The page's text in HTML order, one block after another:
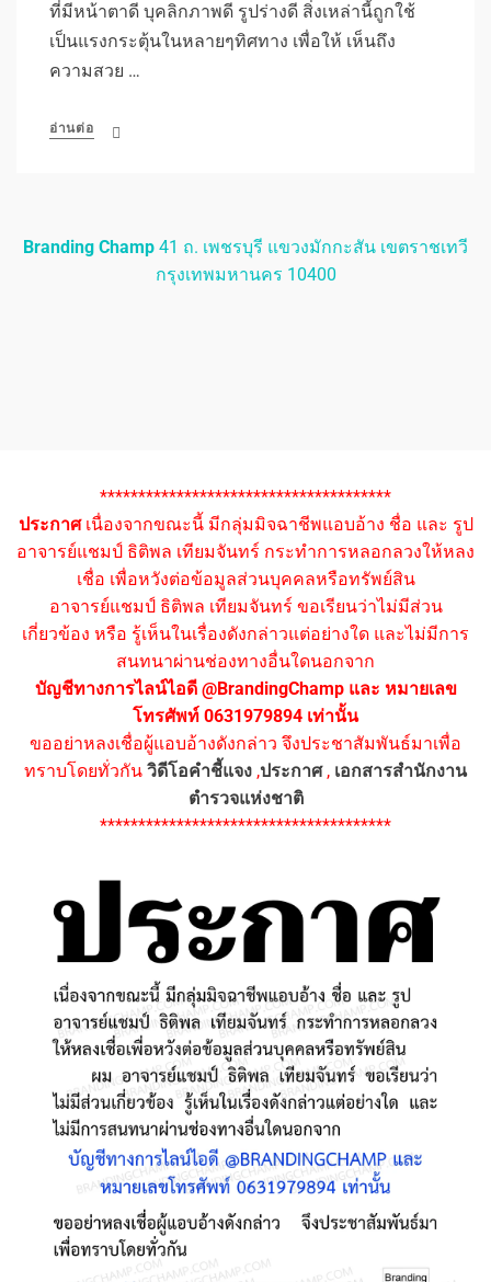
ที่มีหน้าตาดี บุคลิกภาพดี รูปร่างดี สิ่งเหล่านี้ถูกใช้
เป็นแรงกระตุ้นในหลายๆทิศทาง เพื่อให้ เห็นถึง
ความสวย …
อ่านต่อ
Branding Champ 41 ถ. เพชรบุรี แขวงมักกะสัน เขตราชเทวี
กรุงเทพมหานคร 10400
**************************************
ประกาศเนื่องจากขณะนี้ มีกลุ่มมิจฉาชีพแอบอ้าง ชื่อ และ รูป
อาจารย์แชมป์ ธิติพล เทียมจันทร์ กระทำการหลอกลวงให้หลง
เชื่อ เพื่อหวังต่อข้อมูลส่วนบุคคลหรือทรัพย์สิน
อาจารย์แชมป์ ธิติพล เทียมจันทร์ ขอเรียนว่าไม่มีส่วน
เกี่ยวข้อง หรือ รู้เห็นในเรื่องดังกล่าวแต่อย่างใด และไม่มีการ
สนทนาผ่านช่องทางอื่นใดนอกจาก
บัญชีทางการไลน์ไอดี @BrandingChamp และ หมายเลข
โทรศัพท์ 0631979894 เท่านั้น
ขออย่าหลงเชื่อผู้แอบอ้างดังกล่าว จึงประชาสัมพันธ์มาเพื่อ
ทราบโดยทั่วกัน วิดีโอคำชี้แจง ,ประกาศ, เอกสารสำนักงาน
ตำรวจแห่งชาติ
**************************************